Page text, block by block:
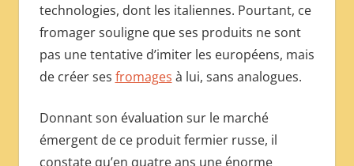
technologies, dont les italiennes. Pourtant, ce
fromager souligne que ses produits ne sont
pas une tentative d’imiter les européens, mais
de créer ses fromages à lui, sans analogues.
Donnant son évaluation sur le marché
émergent de ce produit fermier russe, il
constate qu’en quatre ans une énorme